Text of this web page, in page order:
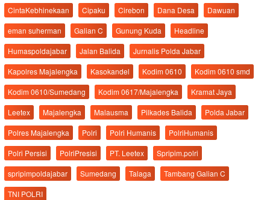
CintaKebhinekaan
Cipaku Cirebon Dana Desa
Dawuan
eman suherman
Galian C Gunung Kuda
Headline
Humaspoldajabar
Jalan Balida
Jurnalis Polda Jabar
Kapolres Majalengka
Kasokandel Kodim 0610
Kodim 0610 smd
Kodim 0610/Sumedang
Kodim 0617/Majalengka
Kramat Jaya
Leetex
Majalengka Malausma Pilkades Balida
Polda Jabar
Polres Majalengka
Polri Polri Humanis
PolriHumanis
Polri Persisi
PolriPresisi PT. Leetex
Spripim.polri
spripimpoldajabar
Sumedang Talaga
Tambang Galian C
TNI POLRI